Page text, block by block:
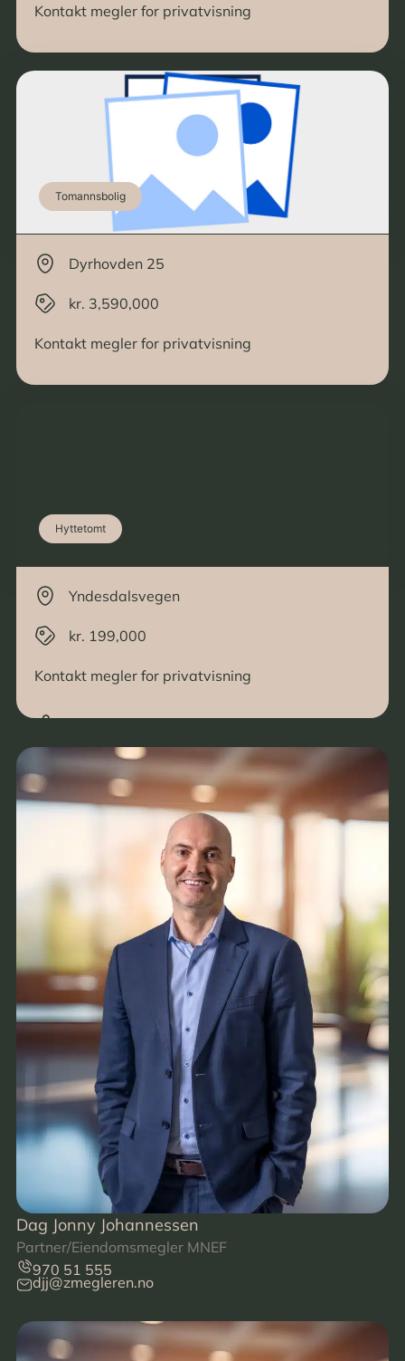
Kontakt megler for privatvisning
Tomannsbolig
Dyrhovden 25
kr. 3,590,000
Kontakt megler for privatvisning
Hyttetomt
Yndesdalsvegen
kr. 199,000
Kontakt megler for privatvisning
Dag Jonny Johannessen
Partner/Eiendomsmegler MNEF
970 51 555
djj@zmegleren.no